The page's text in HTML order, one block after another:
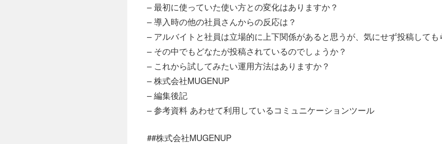
– 最初に使っていた使い方との変化はありますか？
– 導入時の他の社員さんからの反応は？
– アルバイトと社員は立場的に上下関係があると思うが、気にせず投稿して
– その中でもどなたが投稿されているのでしょうか？
– これから試してみたい運用方法はありますか？
– 株式会社MUGENUP
– 編集後記
– 参考資料 あわせて利用しているコミュニケーションツール
##株式会社MUGENUP